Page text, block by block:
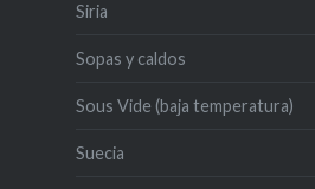
Siria
Sopas y caldos
Sous Vide (baja temperatura)
Suecia